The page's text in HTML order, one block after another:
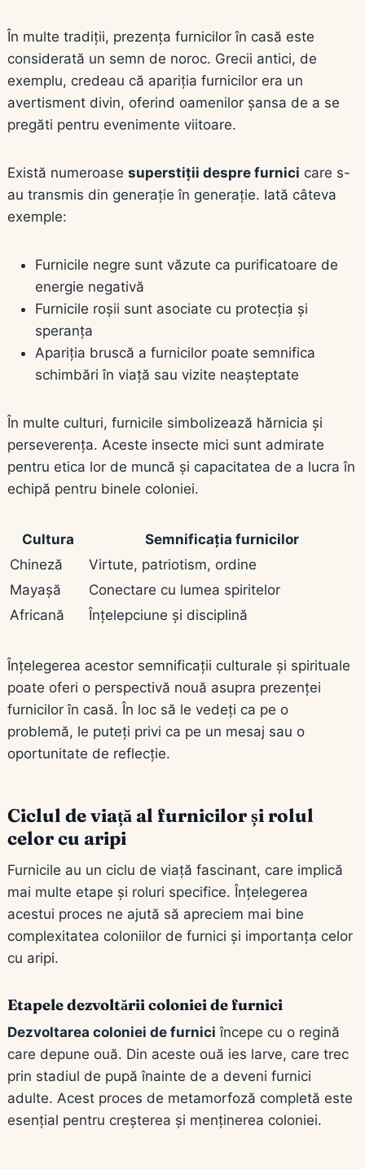
În multe tradiții, prezența furnicilor în casă este
considerată un semn de noroc. Grecii antici, de
exemplu, credeau că apariția furnicilor era un
avertisment divin, oferind oamenilor șansa de a se
pregăti pentru evenimente viitoare.
Există numeroase superstiții despre furnici care s-
au transmis din generație în generație. Iată câteva
exemple:
Furnicile negre sunt văzute ca purificatoare de
energie negativă
Furnicile roșii sunt asociate cu protecția și
speranța
Apariția bruscă a furnicilor poate semnifica
schimbări în viață sau vizite neașteptate
În multe culturi, furnicile simbolizează hărnicia și
perseverența. Aceste insecte mici sunt admirate
pentru etica lor de muncă și capacitatea de a lucra în
echipă pentru binele coloniei.
Cultura
Semnificația furnicilor
Chineză
Virtute, patriotism, ordine
Mayașă
Conectare cu lumea spiritelor
Africană
Înțelepciune și disciplină
Înțelegerea acestor semnificații culturale și spirituale
poate oferi o perspectivă nouă asupra prezenței
furnicilor în casă. În loc să le vedeți ca pe o
problemă, le puteți privi ca pe un mesaj sau o
oportunitate de reflecție.
Ciclul de viață al furnicilor și rolul
celor cu aripi
Furnicile au un ciclu de viață fascinant, care implică
mai multe etape și roluri specifice. Înțelegerea
acestui proces ne ajută să apreciem mai bine
complexitatea coloniilor de furnici și importanța celor
cu aripi.
Etapele dezvoltării coloniei de furnici
Dezvoltarea coloniei de furnici începe cu o regină
care depune ouă. Din aceste ouă ies larve, care trec
prin stadiul de pupă înainte de a deveni furnici
adulte. Acest proces de metamorfoză completă este
esențial pentru creșterea și menținerea coloniei.